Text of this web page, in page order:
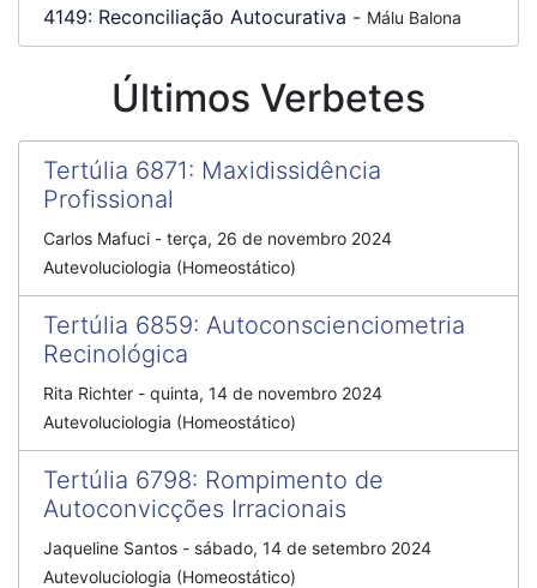
4149: Reconciliação Autocurativa - Málu Balona
Últimos Verbetes
Tertúlia 6871: Maxidissidência
Profissional
Carlos Mafuci - terça, 26 de novembro 2024
Autevoluciologia (Homeostático)
Tertúlia 6859: Autoconscienciometria
Recinológica
Rita Richter - quinta, 14 de novembro 2024
Autevoluciologia (Homeostático)
Tertúlia 6798: Rompimento de
Autoconvicções Irracionais
Jaqueline Santos - sábado, 14 de setembro 2024
Autevoluciologia (Homeostático)